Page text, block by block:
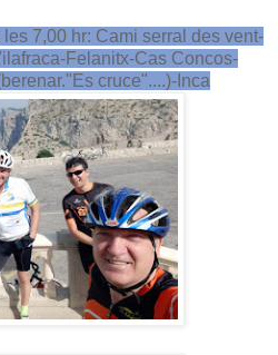
7,00 hr: Cami serral des vent-
Felanitx-Cas Concos-
cruce"....)-Inca